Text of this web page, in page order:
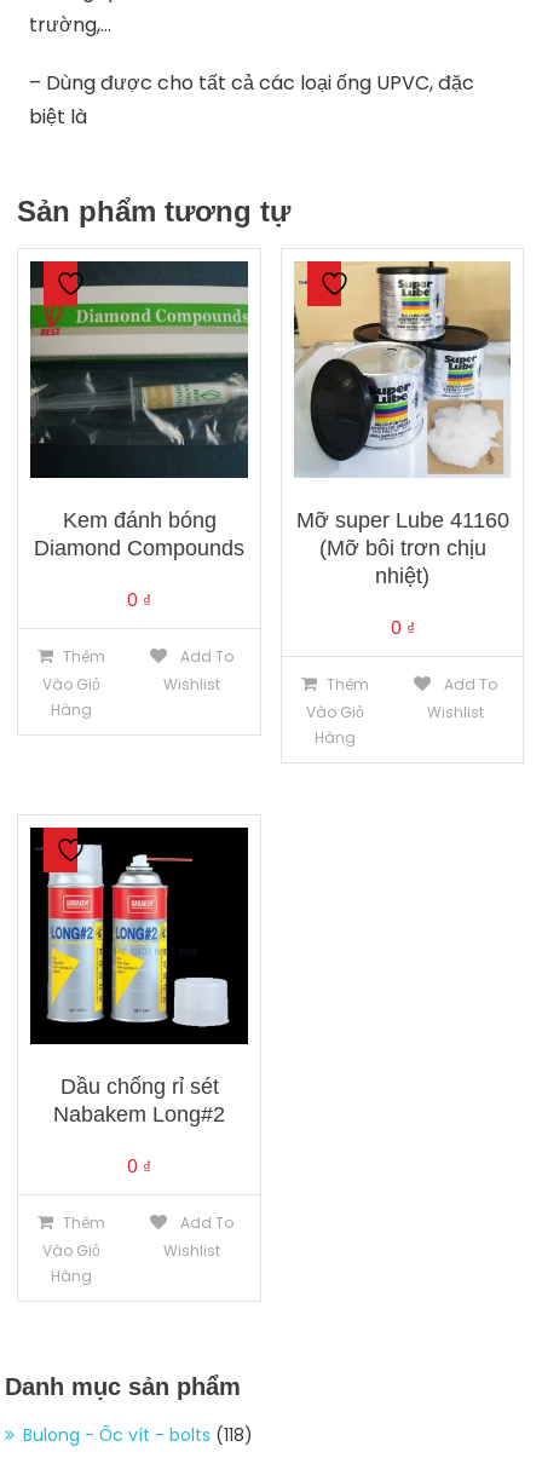
trường,…
– Dùng được cho tất cả các loại ống UPVC, đặc
biệt là
Sản phẩm tương tự
Kem đánh bóng
Diamond Compounds
0 ₫
Thêm
Vào Giỏ
Hàng
Add To
Wishlist
Mỡ super Lube 41160
(Mỡ bôi trơn chịu
nhiệt)
0 ₫
Thêm
Vào Giỏ
Hàng
Add To
Wishlist
Dầu chống rỉ sét
Nabakem Long#2
0 ₫
Thêm
Vào Giỏ
Hàng
Add To
Wishlist
Danh mục sản phẩm
Bulong - Ốc vít - bolts (118)